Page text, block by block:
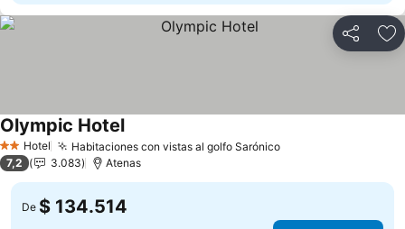
Compartir
2 Estrellas
Hotel Habitaciones con vistas al golfo Sarónico
Olympic Hotel
7,2 3.083 Atenas
De $ 134.514